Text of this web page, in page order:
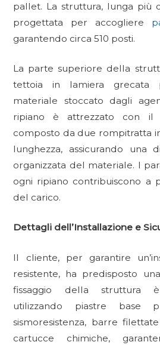
pallet. La struttura, lunga più
progettata per accogliere
garantendo circa 510 posti.
La parte superiore della
tettoia in lamiera grecata
materiale stoccato dagli
ripiano è attrezzato con il
composto da due rompitratta
lunghezza, assicurando una
organizzata del materiale. I
ogni ripiano contribuiscono a
del carico.
Dettagli dell’Installazione e
Il cliente, per garantire
resistente, ha predisposto
fissaggio della struttura
utilizzando piastre base
sismoresistenza, barre
cartucce chimiche,